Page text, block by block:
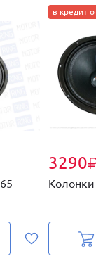
3290
в кредит
Колонки